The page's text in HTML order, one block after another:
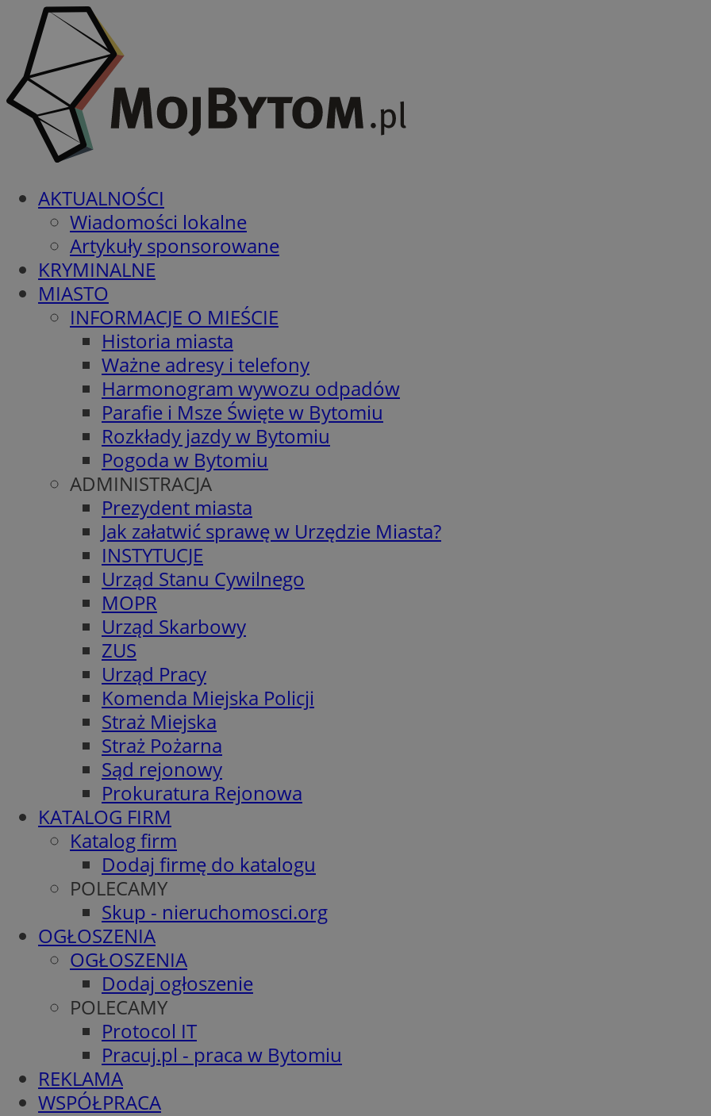
AKTUALNOŚCI
Wiadomości lokalne
Artykuły sponsorowane
KRYMINALNE
MIASTO
INFORMACJE O MIEŚCIE
Historia miasta
Ważne adresy i telefony
Harmonogram wywozu odpadów
Parafie i Msze Święte w Bytomiu
Rozkłady jazdy w Bytomiu
Pogoda w Bytomiu
ADMINISTRACJA
Prezydent miasta
Jak załatwić sprawę w Urzędzie Miasta?
INSTYTUCJE
Urząd Stanu Cywilnego
MOPR
Urząd Skarbowy
ZUS
Urząd Pracy
Komenda Miejska Policji
Straż Miejska
Straż Pożarna
Sąd rejonowy
Prokuratura Rejonowa
KATALOG FIRM
Katalog firm
Dodaj firmę do katalogu
POLECAMY
Skup - nieruchomosci.org
OGŁOSZENIA
OGŁOSZENIA
Dodaj ogłoszenie
POLECAMY
Protocol IT
Pracuj.pl - praca w Bytomiu
REKLAMA
WSPÓŁPRACA